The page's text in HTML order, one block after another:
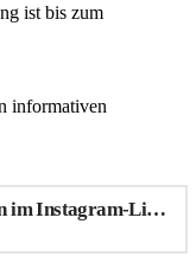
ist bis zum
informativen
Prof. Dr. Fereidooni und Esra Kocaman im Instagram-Live-Talk über Antimuslimischen Rassismus im Schulalltag